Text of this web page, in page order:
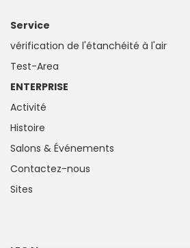
Service
vérification de l'étanchéité à l'air
Test-Area
ENTERPRISE
Activité
Histoire
Salons & Événements
Contactez-nous
Sites